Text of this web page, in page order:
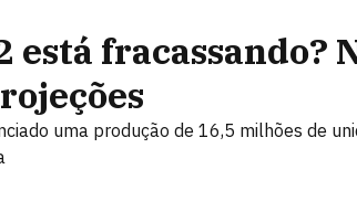
está fracassando?
uma produção de 16,5 milhões de